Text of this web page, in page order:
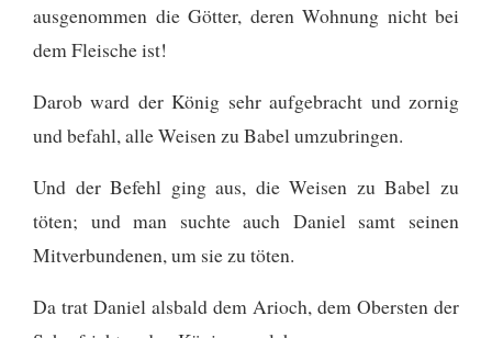
ausgenommen die Götter, deren Wohnung nicht bei
dem Fleische ist!
Darob ward der König sehr aufgebracht und zornig
und befahl, alle Weisen zu Babel umzubringen.
Und der Befehl ging aus, die Weisen zu Babel zu
töten; und man suchte auch Daniel samt seinen
Mitverbundenen, um sie zu töten.
Da trat Daniel alsbald dem Arioch, dem Obersten der